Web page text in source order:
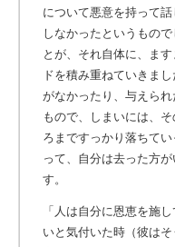
について悪意を持って
しなかったというもの
とが、それ自体に、ま
ドを積み重ねていきま
がなかったり、与えら
もので、しまいには、
ろまですっかり落ちて
って、自分は去った方
す。
「人は自分に恩恵を施
いと気付いた時（彼は